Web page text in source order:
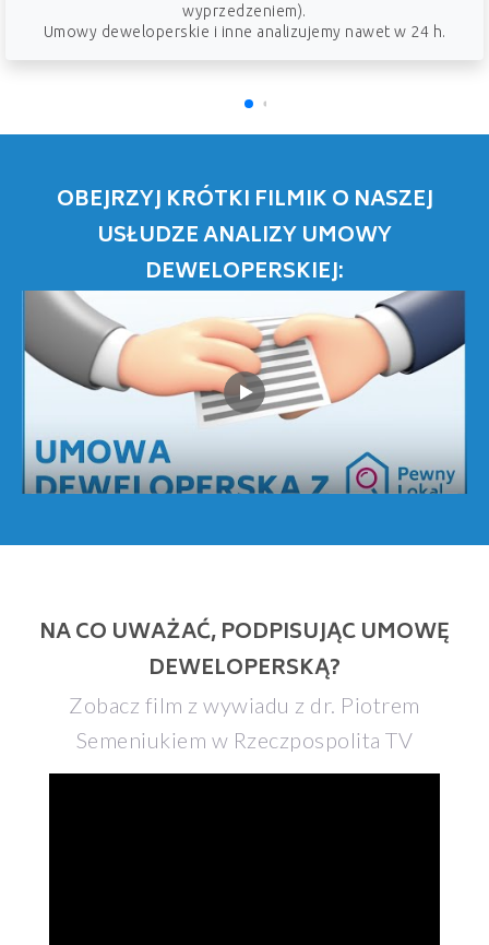
wyprzedzeniem).
Umowy deweloperskie i inne analizujemy nawet w 24 h.
OBEJRZYJ KRÓTKI FILMIK O NASZEJ
USŁUDZE ANALIZY UMOWY
DEWELOPERSKIEJ:
NA CO UWAŻAĆ, PODPISUJĄC UMOWĘ
DEWELOPERSKĄ?
Zobacz film z wywiadu z dr. Piotrem
Semeniukiem w Rzeczpospolita TV